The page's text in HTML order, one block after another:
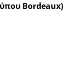
Bordeaux)